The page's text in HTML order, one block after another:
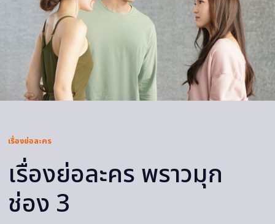
เรื่องย่อละคร
เรื่องย่อละคร พราวมุก
ช่อง 3